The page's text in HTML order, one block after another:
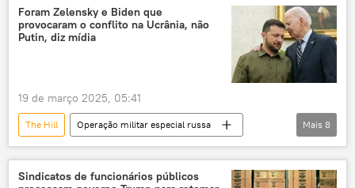
Vladimir Putin
Federação da Rússia
Estados Unidos
Foram Zelensky e Biden que
provocaram o conflito na Ucrânia, não
Putin, diz mídia
19 de março 2025, 05:41
The Hill
Operação militar especial russa
Rússia
Vladimir Zelensky
Joe Biden
Vladimir Putin
Ucrânia
Mais 8
Sindicatos de funcionários públicos